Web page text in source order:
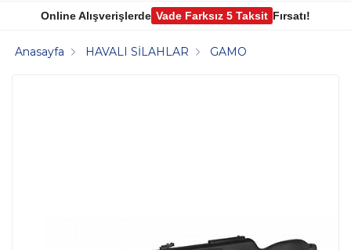
Online Alışverişlerde Vade Farksız 5 Taksit Fırsatı!
Anasayfa HAVALI SİLAHLAR GAMO